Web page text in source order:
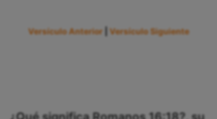
Versículo Anterior Versículo Siguiente